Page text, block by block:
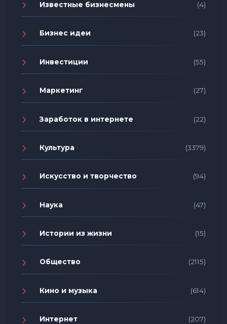
Известные бизнесмены (4)
Бизнес идеи (23)
Инвестиции (55)
Маркетинг (27)
Заработок в интернете (22)
Культура (3379)
Искусство и творчество (94)
Наука (47)
Истории из жизни (15)
Общество (2115)
Кино и музыка (614)
Интернет (207)